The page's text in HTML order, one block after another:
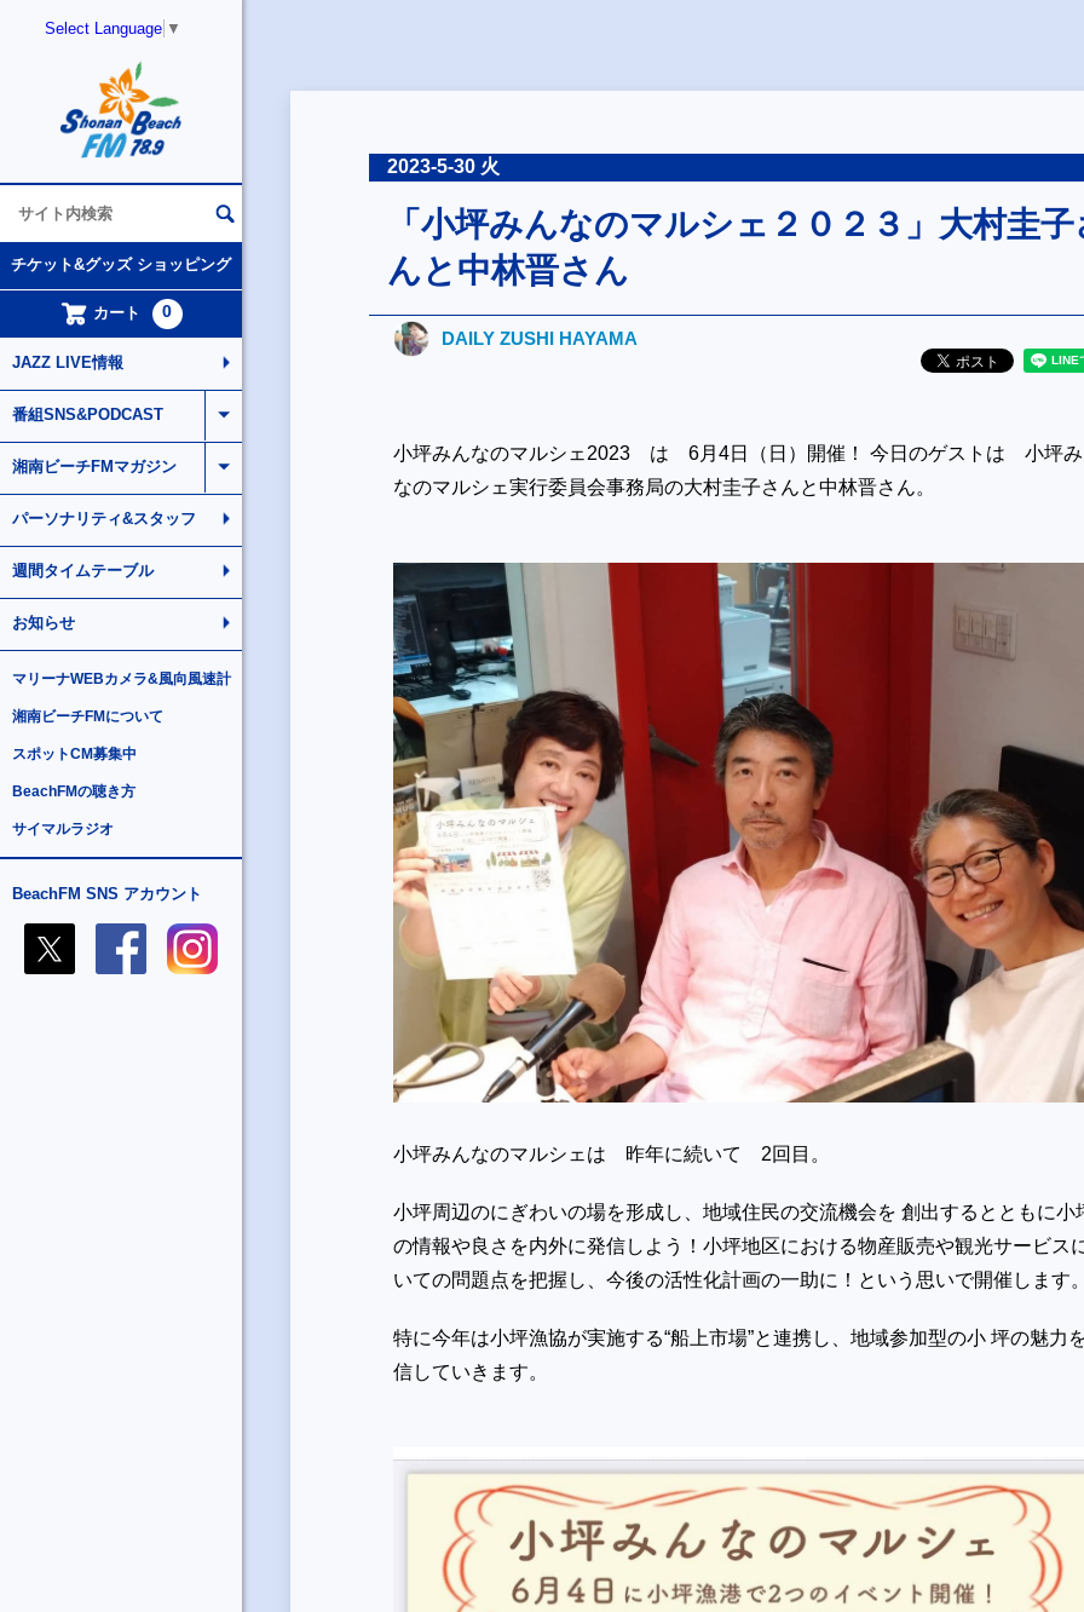
Select Language ▼
チケット&グッズ ショッピング
カート 0
JAZZ LIVE情報
番組SNS&PODCAST
湘南ビーチFMマガジン
パーソナリティ&スタッフ
週間タイムテーブル
お知らせ
マリーナWEBカメラ&風向風速計
湘南ビーチFMについて
スポットCM募集中
BeachFMの聴き方
サイマルラジオ
BeachFM SNS アカウント
2023-5-30 火
「小坪みんなのマルシェ２０２３」大村圭子
んと中林晋さん
DAILY ZUSHI HAYAMA
小坪みんなのマルシェ2023 は 6月4日（日）開催！ 今日のゲストは 小坪
なのマルシェ実行委員会事務局の大村圭子さんと中林晋さん。
小坪みんなのマルシェは 昨年に続いて 2回目。
小坪周辺のにぎわいの場を形成し、地域住民の交流機会を 創出するとともに小
の情報や良さを内外に発信しよう！小坪地区における物産販売や観光サービス
いての問題点を把握し、今後の活性化計画の一助に！という思いで開催します
特に今年は小坪漁協が実施する“船上市場”と連携し、地域参加型の小 坪の魅力
信していきます。